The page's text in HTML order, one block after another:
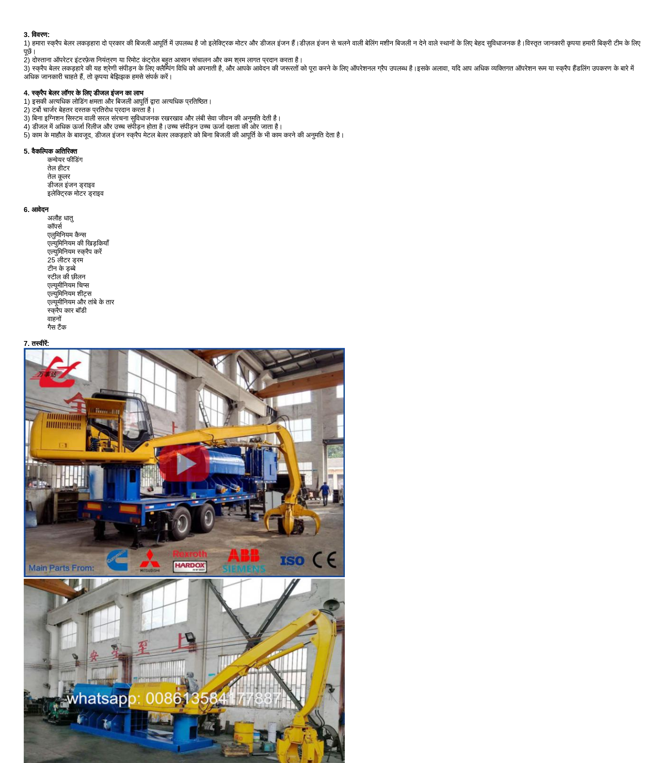
3. विवरण:
1) हमारा स्क्रैप बेलर लकड़हारा दो प्रकार की बिजली आपूर्ति में उपलब्ध है जो इलेक्ट्रिक मोटर और डीजल इंजन हैं।डीज़ल इंजन से चलने वाली बेलिंग मशीन बिजली न देने वाले स्थानों के लिए बेहद सुविधाजनक है।विस्तृत जानकारी कृपया हमारी बिक्री टीम के लिए
पूछें।
2) दोस्ताना ऑपरेटर इंटरफ़ेस नियंत्रण या रिमोट कंट्रोल बहुत आसान संचालन और कम श्रम लागत प्रदान करता है।
3) स्क्रैप बेलर लकड़हारे की यह श्रेणी संपीड़न के लिए क्लैम्पिंग विधि को अपनाती है, और आपके आवेदन की जरूरतों को पूरा करने के लिए ऑपरेशनल ग्रैप उपलब्ध है।इसके अलावा, यदि आप अधिक व्यक्तिगत ऑपरेशन रूम या स्क्रैप हैंडलिंग उपकरण के बारे में
अधिक जानकारी चाहते हैं, तो कृपया बेझिझक हमसे संपर्क करें।
4. स्क्रैप बेलर लॉगर के लिए डीजल इंजन का लाभ
1) इसकी अत्यधिक लोडिंग क्षमता और बिजली आपूर्ति द्वारा अत्यधिक प्रतिष्ठित।
2) टर्बो चार्जर बेहतर दस्तक प्रतिरोध प्रदान करता है।
3) बिना इग्निशन सिस्टम वाली सरल संरचना सुविधाजनक रखरखाव और लंबी सेवा जीवन की अनुमति देती है।
4) डीजल में अधिक ऊर्जा रिलीज और उच्च संपीड़न होता है।उच्च संपीड़न उच्च ऊर्जा दक्षता की ओर जाता है।
5) काम के माहौल के बावजूद, डीजल इंजन स्क्रैप मेटल बेलर लकड़हारे को बिना बिजली की आपूर्ति के भी काम करने की अनुमति देता है।
5. वैकल्पिक अतिरिक्त
कन्वेयर फीडिंग
तेल हीटर
तेल कूलर
डीजल इंजन ड्राइव
इलेक्ट्रिक मोटर ड्राइव
6. आवेदन
अलौह धातु
कॉपर्स
एलुमिनियम कैन्स
एल्युमिनियम की खिड़कियाँ
एल्युमिनियम स्क्रैप करें
25 लीटर ड्रम
टीन के ड्ब्बे
स्टील की छीलन
एल्यूमीनियम चिप्स
एल्युमिनियम शीट्स
एल्यूमीनियम और तांबे के तार
स्क्रैप कार बॉडी
वाहनों
गैस टैंक
7. तस्वीरें: